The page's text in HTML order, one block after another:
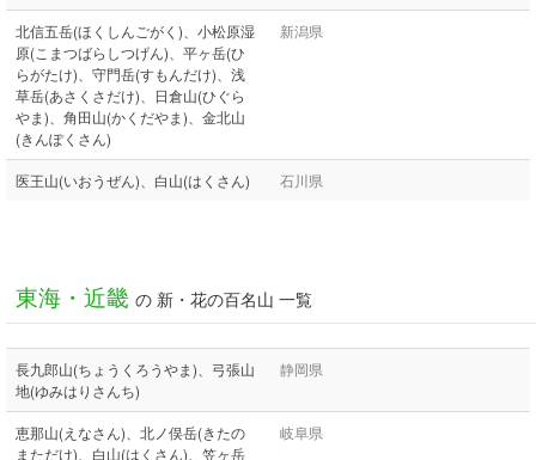
北信五岳(ほくしんごがく)、小松原湿
原(こまつばらしつげん)、平ヶ岳(ひ
らがたけ)、守門岳(すもんだけ)、浅
草岳(あさくさだけ)、日倉山(ひぐら
やま)、角田山(かくだやま)、金北山
(きんぽくさん)
新潟県
医王山(いおうぜん)、白山(はくさん) 石川県
東海・近畿 の 新・花の百名山 一覧
長九郎山(ちょうくろうやま)、弓張山
地(ゆみはりさんち)
静岡県
恵那山(えなさん)、北ノ俣岳(きたの
まただけ)、白山(はくさん)、笠ヶ岳
岐阜県